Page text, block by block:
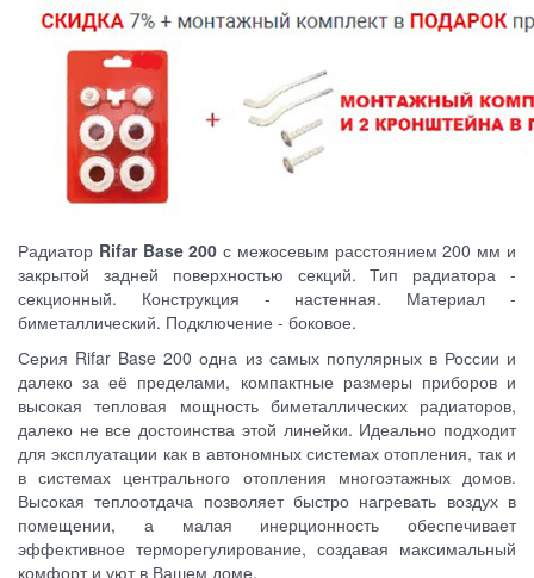
Радиатор Rifar Base 200 с межосевым расстоянием 200 мм и
закрытой задней поверхностью секций. Тип радиатора -
секционный. Конструкция - настенная. Материал -
биметаллический. Подключение - боковое.
Серия Rifar Base 200 одна из самых популярных в России и
далеко за её пределами, компактные размеры приборов и
высокая тепловая мощность биметаллических радиаторов,
далеко не все достоинства этой линейки. Идеально подходит
для эксплуатации как в автономных системах отопления, так и
в системах центрального отопления многоэтажных домов.
Высокая теплоотдача позволяет быстро нагревать воздух в
помещении, а малая инерционность обеспечивает
эффективное терморегулирование, создавая максимальный
комфорт и уют в Вашем доме.